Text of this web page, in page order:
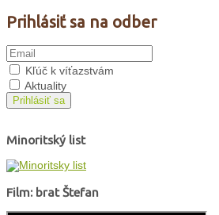
Prihlásiť sa na odber
Kľúč k víťazstvám
Aktuality
Prihlásiť sa
Minoritský list
Film: brat Štefan